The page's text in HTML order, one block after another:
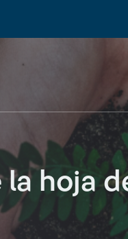
la hoja